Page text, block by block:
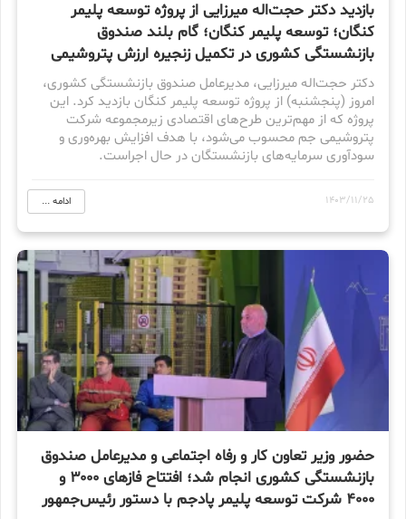
بازدید دکتر حجت‌اله میرزایی از پروژه‌ توسعه پلیمر
کنگان؛ توسعه پلیمر کنگان؛ گام بلند صندوق
بازنشستگی کشوری در تکمیل زنجیره ارزش پتروشیمی
دکتر حجت‌اله میرزایی، مدیرعامل صندوق بازنشستگی کشوری،
امروز (پنجشنبه) از پروژه توسعه پلیمر کنگان بازدید کرد. این
پروژه که از مهم‌ترین طرح‌های اقتصادی زیرمجموعه شرکت
پتروشیمی جم محسوب می‌شود، با هدف افزایش بهره‌وری و
سودآوری سرمایه‌های بازنشستگان در حال اجراست.
1403/11/25 ادامه ...
حضور وزیر تعاون کار و رفاه اجتماعی و مدیرعامل صندوق
بازنشستگی کشوری انجام شد؛ افتتاح فازهای ۳۰۰۰ و
۴۰۰۰ شرکت توسعه پلیمر پادجم با دستور رئیس‌جمهور